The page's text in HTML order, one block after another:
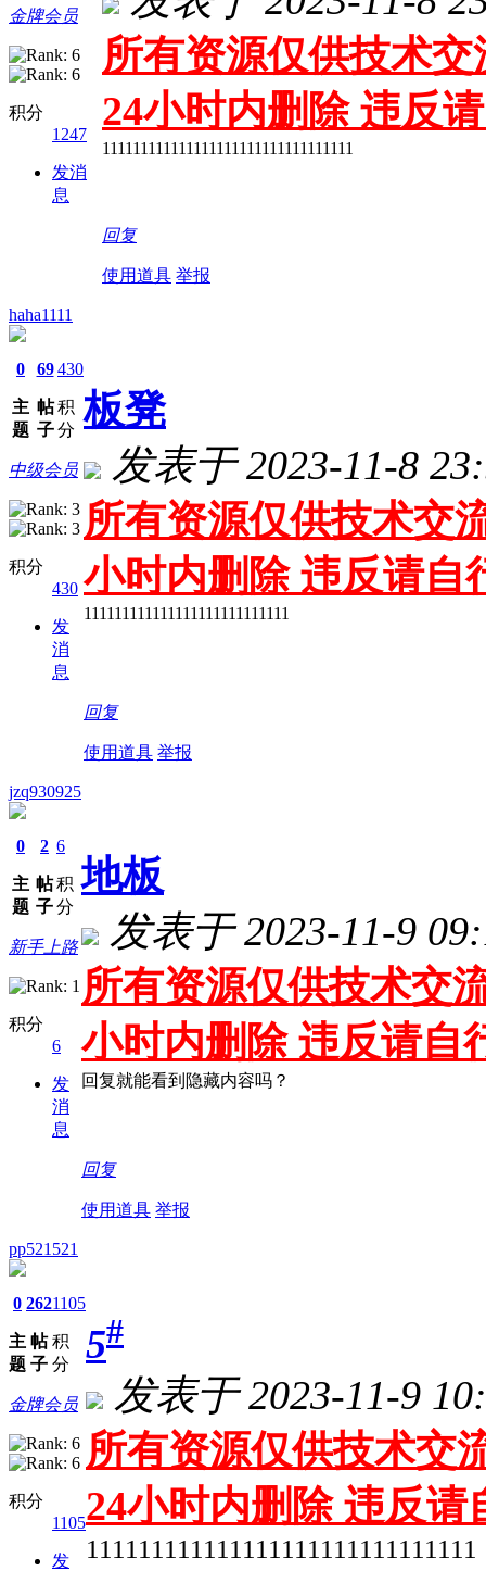
金牌会员
积分
1247
发消
息
所有资源仅供技术
24小时内删除 违反
111111111111111111111111111111111
回复
使用道具 举报
haha1111
0
主
题
69
帖
子
430
积
分
中级会员
积分
430
发
消
息
板凳
发表于 2023-11-8
所有资源仅供技术交
小时内删除 违反请自
111111111111111111111111111
回复
使用道具 举报
jzq930925
0
主
题
2
帖
子
6
积
分
新手上路
积分
6
发
消
息
地板
发表于 2023-11-9
所有资源仅供技术交
小时内删除 违反请自
回复就能看到隐藏内容吗？
回复
使用道具 举报
pp521521
0
主
题
262
帖
子
1105
积
分
金牌会员
积分
1105
发
5#
发表于 2023-11-9
所有资源仅供技术交
24小时内删除 违反
111111111111111111111111111111